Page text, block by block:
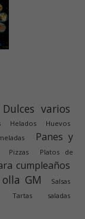
Dulces varios
Helados Huevos
Panes y
Pizzas
Platos de
cumpleaños
GM
Salsas
Tartas saladas